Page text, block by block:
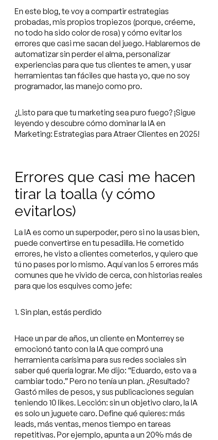
En este blog, te voy a compartir estrategias
probadas, mis propios tropiezos (porque, créeme,
no todo ha sido color de rosa) y cómo evitar los
errores que casi me sacan del juego. Hablaremos de
automatizar sin perder el alma, personalizar
experiencias para que tus clientes te amen, y usar
herramientas tan fáciles que hasta yo, que no soy
programador, las manejo como pro.
¿Listo para que tu marketing sea puro fuego? ¡Sigue
leyendo y descubre cómo dominar la IA en
Marketing: Estrategias para Atraer Clientes en 2025!
Errores que casi me hacen
tirar la toalla (y cómo
evitarlos)
La IA es como un superpoder, pero si no la usas bien,
puede convertirse en tu pesadilla. He cometido
errores, he visto a clientes cometerlos, y quiero que
tú no pases por lo mismo. Aquí van los 5 errores más
comunes que he vivido de cerca, con historias reales
para que los esquives como jefe:
1. Sin plan, estás perdido
Hace un par de años, un cliente en Monterrey se
emocionó tanto con la IA que compró una
herramienta carísima para sus redes sociales sin
saber qué quería lograr. Me dijo: “Eduardo, esto va a
cambiar todo.” Pero no tenía un plan. ¿Resultado?
Gastó miles de pesos, y sus publicaciones seguían
teniendo 10 likes. Lección: sin un objetivo claro, la IA
es solo un juguete caro. Define qué quieres: más
leads, más ventas, menos tiempo en tareas
repetitivas. Por ejemplo, apunta a un 20% más de